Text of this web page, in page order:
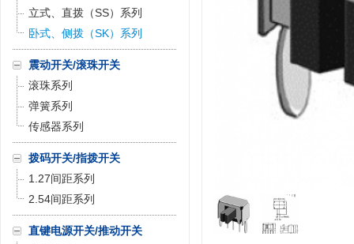
立式、直拨（SS）系列
卧式、侧拨（SK）系列
震动开关/滚珠开关
滚珠系列
弹簧系列
传感器系列
拨码开关/指拨开关
1.27间距系列
2.54间距系列
直键电源开关/推动开关